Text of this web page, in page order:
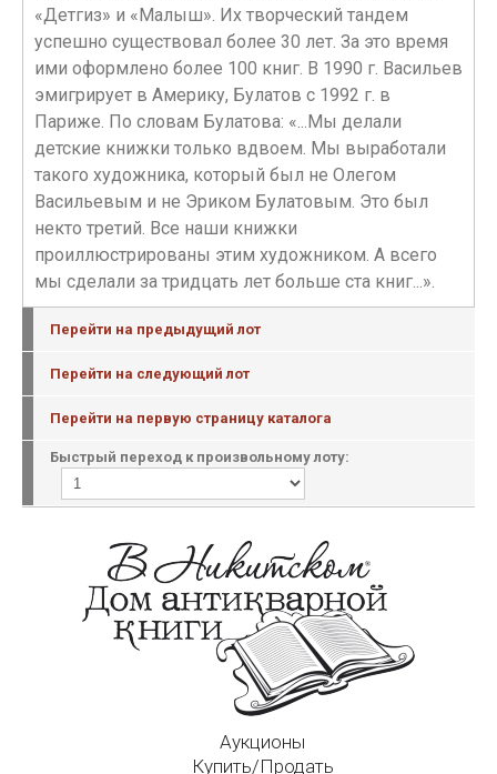
«Детгиз» и «Малыш». Их творческий тандем
успешно существовал более 30 лет. За это время
ими оформлено более 100 книг. В 1990 г. Васильев
эмигрирует в Америку, Булатов с 1992 г. в
Париже. По словам Булатова: «...Мы делали
детские книжки только вдвоем. Мы выработали
такого художника, который был не Олегом
Васильевым и не Эриком Булатовым. Это был
некто третий. Все наши книжки
проиллюстрированы этим художником. А всего
мы сделали за тридцать лет больше ста книг...».
Перейти на предыдущий лот
Перейти на следующий лот
Перейти на первую страницу каталога
Быстрый переход к произвольному лоту:
Аукционы
Купить/Продать